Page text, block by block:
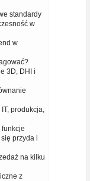
standardy
w
w
3D, DHI i
produkcja,
funkcje
przyda i
na kilku
z